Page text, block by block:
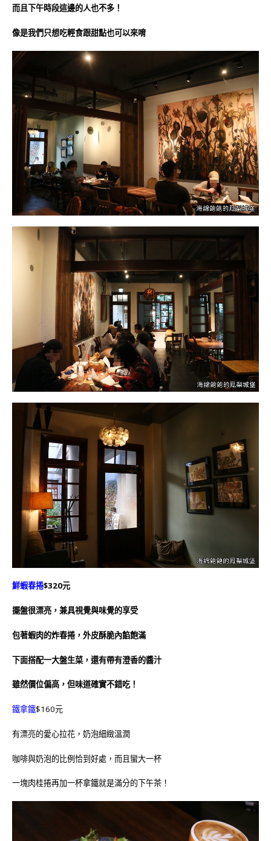
而且下午時段這邊的人也不多！
像是我們只想吃輕食跟甜點也可以來唷
鮮蝦春捲$320元
擺盤很漂亮，兼具視覺與味覺的享受
包著蝦肉的炸春捲，外皮酥脆內餡飽滿
下面搭配一大盤生菜，還有帶有澄香的醬汁
雖然價位偏高，但味道確實不錯吃！
鐵拿鐵$160元
有漂亮的愛心拉花，奶泡細緻溫潤
咖啡與奶泡的比例恰到好處，而且蠻大一杯
一塊肉桂捲再加一杯拿鐵就是滿分的下午茶！